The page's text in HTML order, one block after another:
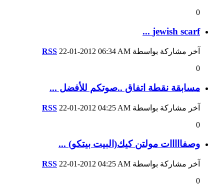
0
jewish scarf ...
آخر مشاركة بواسطة RSS 22-01-2012 06:34 AM
0
مسابقة نقطة اتفاق ..صوتكم للأفضل ...
آخر مشاركة بواسطة RSS 22-01-2012 04:25 AM
0
وصفااااات مولتن كيك(البيت بيتكو) ...
آخر مشاركة بواسطة RSS 22-01-2012 04:25 AM
0